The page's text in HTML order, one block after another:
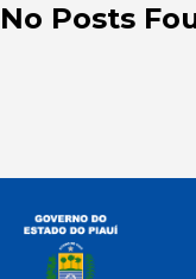
No Posts